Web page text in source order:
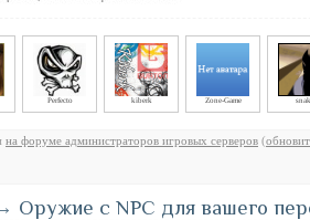
Perfecto kiberk Zone-Game
на форуме администраторов игровых серверов (
Оружие с NPC для вашего